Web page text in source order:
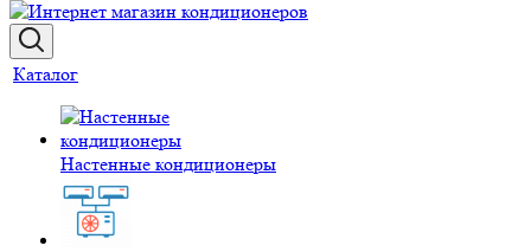
Каталог
Настенные кондиционеры